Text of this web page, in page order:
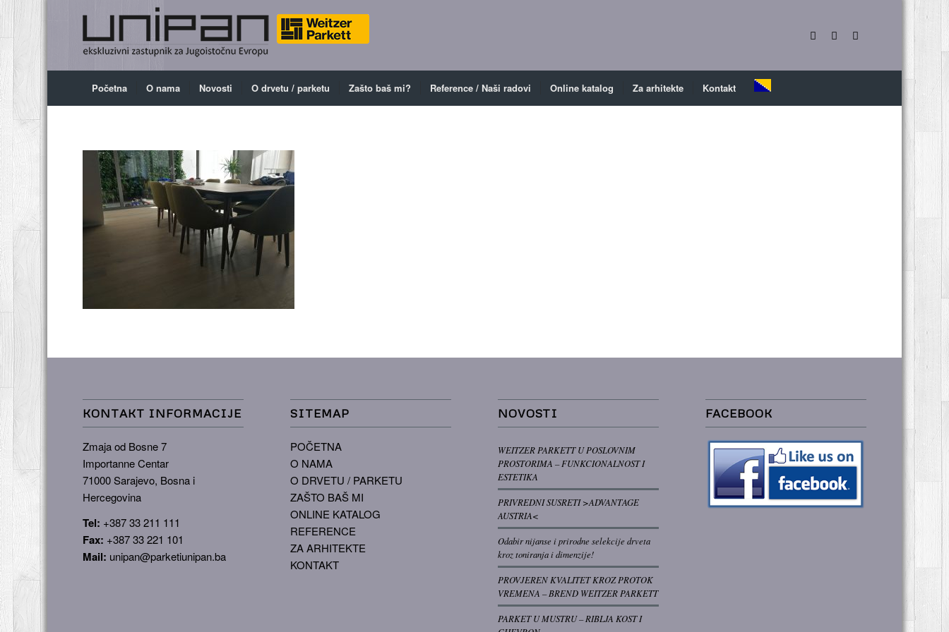
Početna O nama Novosti O drvetu / parketu Zašto baš mi? Reference / Naši radovi Online katalog Za arhitekte Kontakt
KONTAKT INFORMACIJE
Zmaja od Bosne 7
Importanne Centar
71000 Sarajevo, Bosna i
Hercegovina
Tel: +387 33 211 111
Fax: +387 33 221 101
Mail: unipan@parketiunipan.ba
SITEMAP
POČETNA
O NAMA
O DRVETU / PARKETU
ZAŠTO BAŠ MI
ONLINE KATALOG
REFERENCE
ZA ARHITEKTE
KONTAKT
NOVOSTI
WEITZER PARKETT U POSLOVNIM
PROSTORIMA – FUNKCIONALNOST I
ESTETIKA
PRIVREDNI SUSRETI >ADVANTAGE
AUSTRIA<
Odabir nijanse i prirodne selekcije drveta
kroz toniranja i dimenzije!
PROVJEREN KVALITET KROZ PROTOK
VREMENA – BREND WEITZER PARKETT
PARKET U MUSTRU – RIBLJA KOST I
FACEBOOK